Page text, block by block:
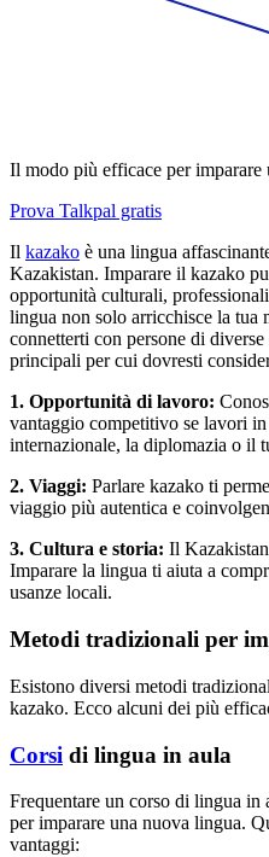
Il modo più efficace per imparare
Prova Talkpal gratis
Il kazako è una lingua
Kazakistan. Imparare il kazako
opportunità culturali,
lingua non solo arricchisce la tua
connetterti con persone di
principali per cui dovresti
1. Opportunità di lavoro:
vantaggio competitivo se lavori
internazionale, la diplomazia o il
2. Viaggi: Parlare kazako ti
viaggio più autentica e
3. Cultura e storia: Il
Imparare la lingua ti aiuta a
usanze locali.
Metodi tradizionali per
Esistono diversi metodi
kazako. Ecco alcuni dei più
Corsi di lingua in aula
Frequentare un corso di lingua
per imparare una nuova lingua.
vantaggi: